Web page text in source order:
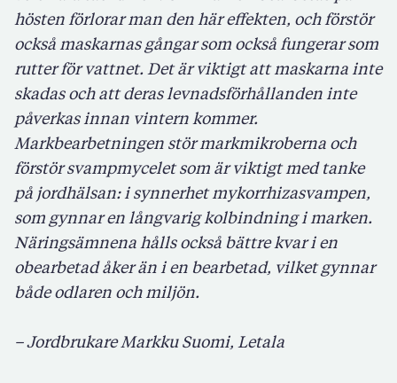
hösten förlorar man den här effekten, och förstör
också maskarnas gångar som också fungerar som
rutter för vattnet. Det är viktigt att maskarna inte
skadas och att deras levnadsförhållanden inte
påverkas innan vintern kommer.
Markbearbetningen stör markmikroberna och
förstör svampmycelet som är viktigt med tanke
på jordhälsan: i synnerhet mykorrhizasvampen,
som gynnar en långvarig kolbindning i marken.
Näringsämnena hålls också bättre kvar i en
obearbetad åker än i en bearbetad, vilket gynnar
både odlaren och miljön.
– Jordbrukare Markku Suomi, Letala